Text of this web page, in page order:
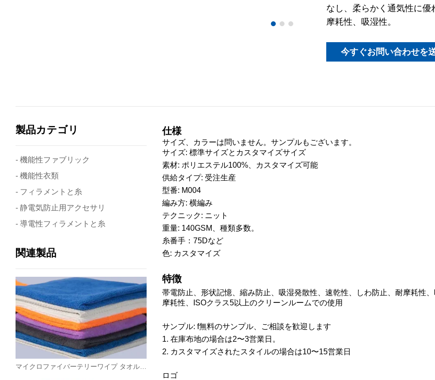
なし、柔らかく通気性に
摩耗性、吸湿性。
今すぐお問い合わせを
製品カテゴリ
- 機能性ファブリック
- 機能性衣類
- フィラメントと糸
- 静電気防止用アクセサリ
- 導電性フィラメントと糸
関連製品
仕様
サイズ、カラーは問いません。サンプルもございます。
サイズ: 標準サイズとカスタマイズサイズ
素材: ポリエステル100%、カスタマイズ可能
供給タイプ: 受注生産
型番: M004
編み方: 横編み
テクニック: ニット
重量: 140GSM、種類多数。
糸番手：75Dなど
色: カスタマイズ
特徴
帯電防止、形状記憶、縮み防止、吸湿発散性、速乾性、しわ防止、耐摩耗性
摩耗性、ISOクラス5以上のクリーンルームでの使用
サンプル: f無料のサンプル、ご相談を歓迎します
1. 在庫布地の場合は2〜3営業日。
2. カスタマイズされたスタイルの場合は10〜15営業日
ロゴ